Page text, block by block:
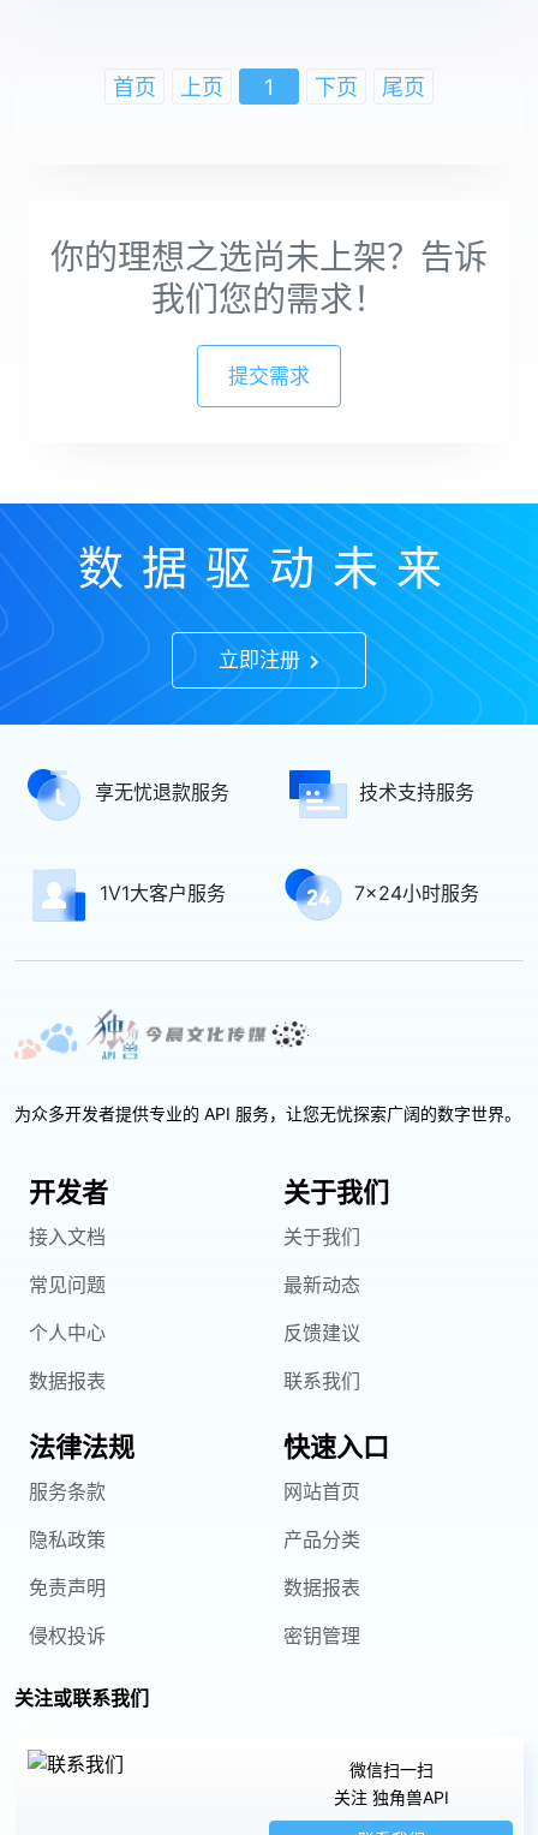
首页 上页 1 下页 尾页
你的理想之选尚未上架？告诉
我们您的需求！
提交需求
数据驱动未来
立即注册
享无忧退款服务 技术支持服务
1V1大客户服务 7x24小时服务
为众多开发者提供专业的 API 服务，让您无忧探索广阔的数字世界。
开发者
接入文档
常见问题
个人中心
数据报表
关于我们
关于我们
最新动态
反馈建议
联系我们
法律法规
服务条款
隐私政策
免责声明
侵权投诉
快速入口
网站首页
产品分类
数据报表
密钥管理
关注或联系我们
微信扫一扫
关注 独角兽API